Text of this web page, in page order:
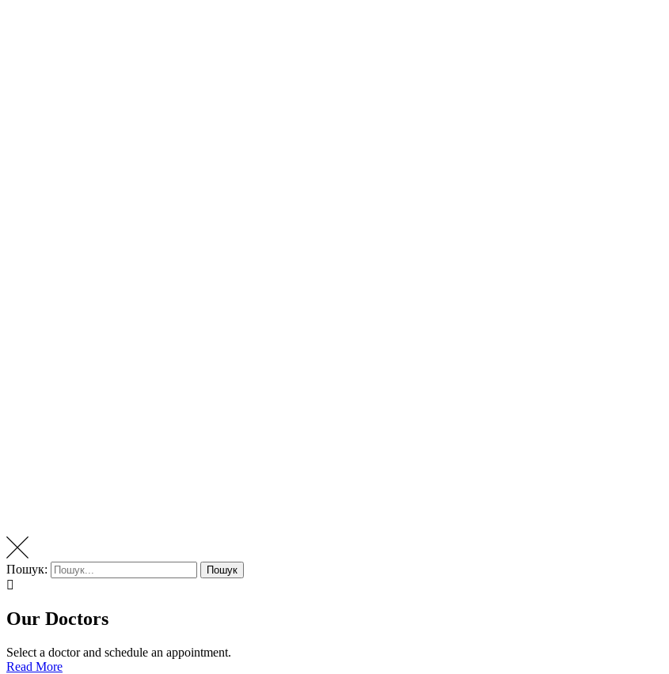
Пошук: Пошук
Our Doctors
Select a doctor and schedule an appointment.
Read More